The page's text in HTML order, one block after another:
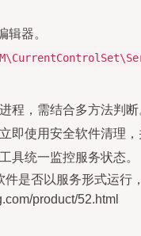
辑器。
程，需结合多方法判断
即使用安全软件清理，
具统一监控服务状态。
是否以服务形式运行
product/52.html